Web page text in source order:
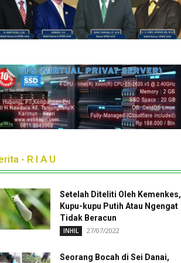
- R I A U
Setelah Diteliti Oleh Kemenkes,
Kupu-kupu Putih Atau Ngengat
Tidak Beracun
INHIL 27/07/2022
Seorang Bocah di Sei Danai,